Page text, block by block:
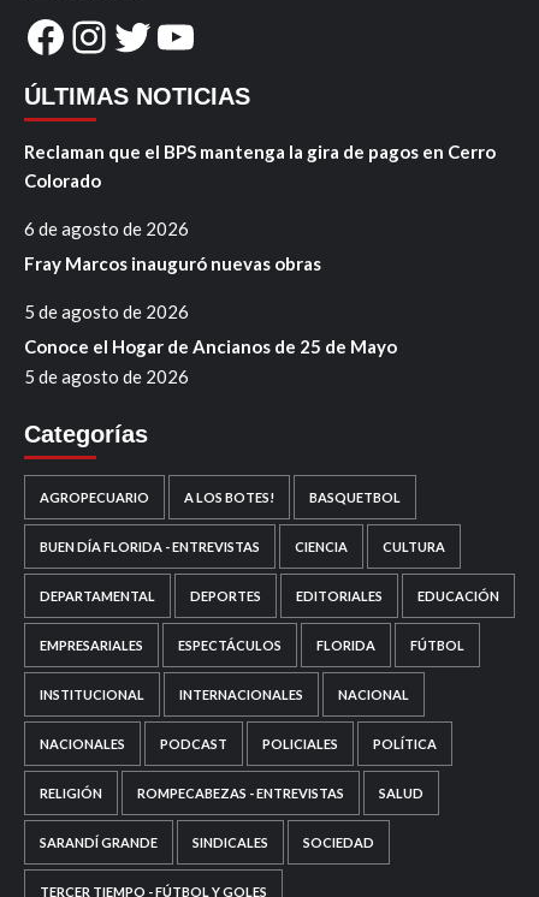
Facebook
Instagram
Twitter
YouTube
ÚLTIMAS NOTICIAS
Reclaman que el BPS mantenga la gira de pagos en Cerro
Colorado
6 de agosto de 2026
Fray Marcos inauguró nuevas obras
5 de agosto de 2026
Conoce el Hogar de Ancianos de 25 de Mayo
5 de agosto de 2026
Categorías
AGROPECUARIO A LOS BOTES! BASQUETBOL
BUEN DÍA FLORIDA - ENTREVISTAS CIENCIA CULTURA
DEPARTAMENTAL DEPORTES EDITORIALES EDUCACIÓN
EMPRESARIALES ESPECTÁCULOS FLORIDA FÚTBOL
INSTITUCIONAL INTERNACIONALES NACIONAL
NACIONALES PODCAST POLICIALES POLÍTICA
RELIGIÓN ROMPECABEZAS - ENTREVISTAS SALUD
SARANDÍ GRANDE SINDICALES SOCIEDAD
TERCER TIEMPO - FÚTBOL Y GOLES